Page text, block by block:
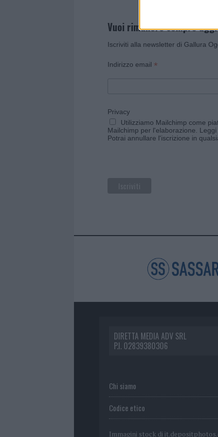
Vuoi rimanere sempre
Iscriviti alla newsletter di Gallura
Indirizzo email *
Privacy
Utilizziamo Mailchimp come
Mailchimp per l'elaborazione.
Potrai annullare l'iscrizione in
DIRETTA MEDIA ADV SRL
P.I. 02839380306
Chi siamo
Codice etico
Immagini stock di